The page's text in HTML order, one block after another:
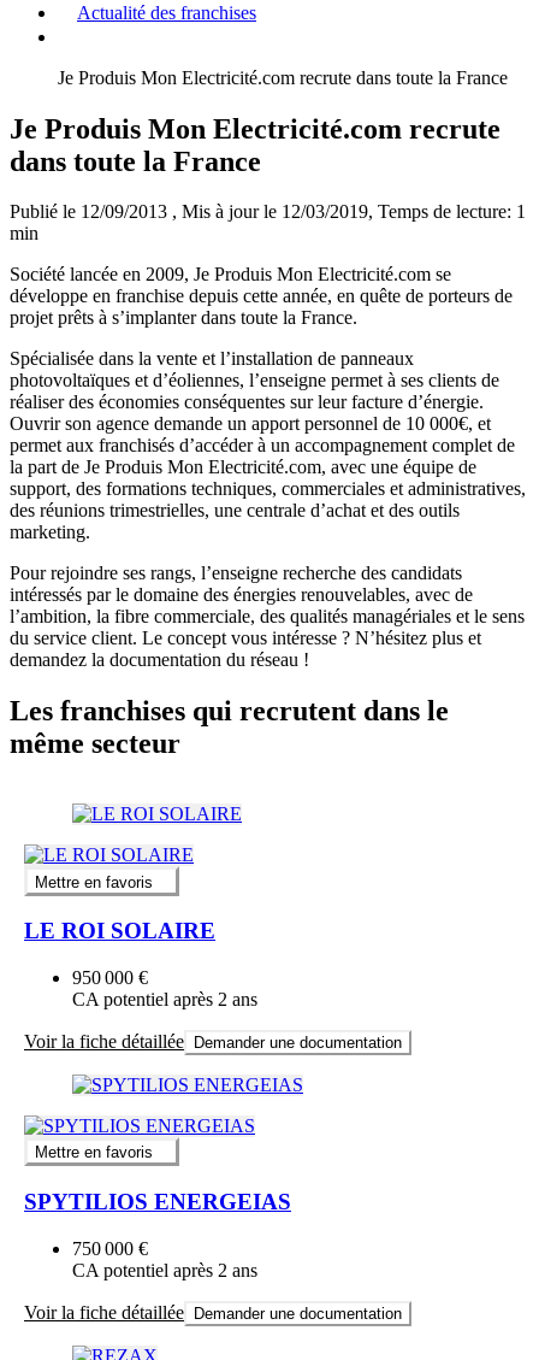
Actualité des franchises
Je Produis Mon Electricité.com recrute dans toute la France
Je Produis Mon Electricité.com recrute
dans toute la France
Publié le 12/09/2013 , Mis à jour le 12/03/2019, Temps de lecture: 1
min
Société lancée en 2009, Je Produis Mon Electricité.com se
développe en franchise depuis cette année, en quête de porteurs de
projet prêts à s’implanter dans toute la France.
Spécialisée dans la vente et l’installation de panneaux
photovoltaïques et d’éoliennes, l’enseigne permet à ses clients de
réaliser des économies conséquentes sur leur facture d’énergie.
Ouvrir son agence demande un apport personnel de 10 000€, et
permet aux franchisés d’accéder à un accompagnement complet de
la part de Je Produis Mon Electricité.com, avec une équipe de
support, des formations techniques, commerciales et administratives,
des réunions trimestrielles, une centrale d’achat et des outils
marketing.
Pour rejoindre ses rangs, l’enseigne recherche des candidats
intéressés par le domaine des énergies renouvelables, avec de
l’ambition, la fibre commerciale, des qualités managériales et le sens
du service client. Le concept vous intéresse ? N’hésitez plus et
demandez la documentation du réseau !
Les franchises qui recrutent dans le
même secteur
Mettre en favoris
LE ROI SOLAIRE
950 000 €
CA potentiel après 2 ans
Voir la fiche détaillée Demander une documentation
Mettre en favoris
SPYTILIOS ENERGEIAS
750 000 €
CA potentiel après 2 ans
Voir la fiche détaillée Demander une documentation